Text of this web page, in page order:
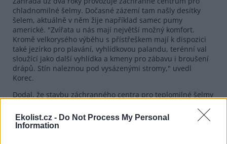
Ekolist.cz - Do Not Process My Personal
Information
chladnomilné šelmy. Dočasné zázemí tam našly desítky
šelem, aktuálně v něm žije například samec pumy
americké. "Zvířata u nás mají největší možný komfort.
Kromě velkorysého výběhu s přístřeškem mají k dispozici
také jezírko pro plavání, vyhlídkovou palandu, terénní val
sloužící jako další vyhlídka a kmeny pro zábavu i broušení
drápů. Stín naleznou pod vysázenými stromy," uvedl
Korec.
Dodal, že stavbu záchranného centra pro teplomilné šelmy
nákladů zoo neuvedla.
Rozlohou největší zoologická zahrada jižních Čech,